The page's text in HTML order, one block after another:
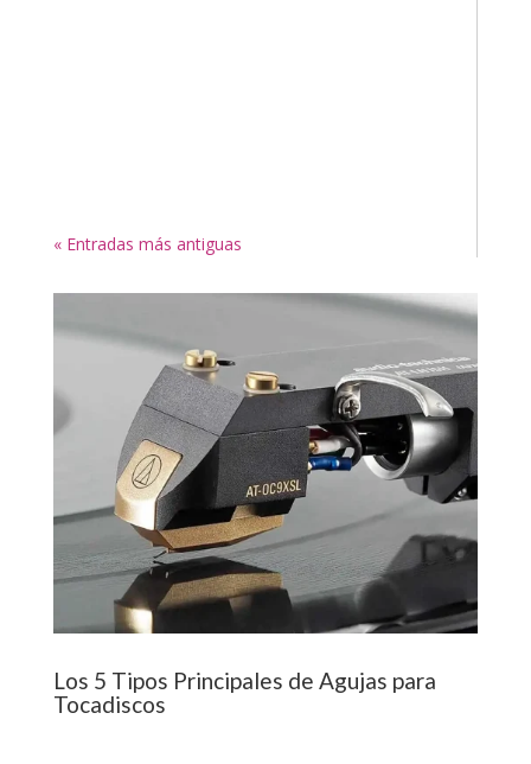
« Entradas más antiguas
Los 5 Tipos Principales de Agujas para
Tocadiscos